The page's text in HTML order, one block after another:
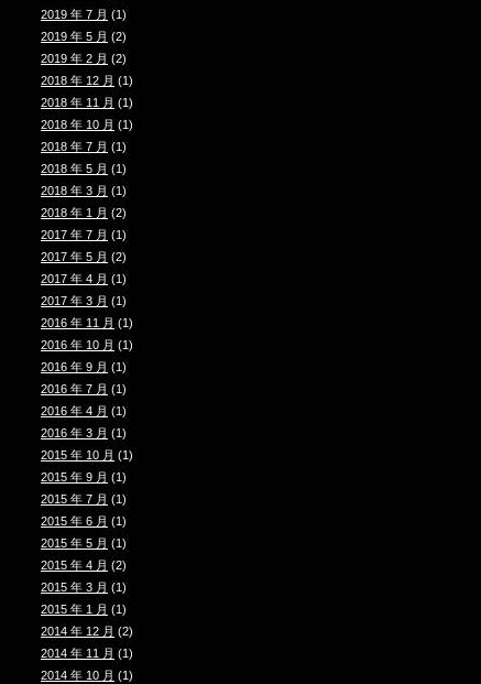
2019 年 7 月 (1)
2019 年 5 月 (2)
2019 年 2 月 (2)
2018 年 12 月 (1)
2018 年 11 月 (1)
2018 年 10 月 (1)
2018 年 7 月 (1)
2018 年 5 月 (1)
2018 年 3 月 (1)
2018 年 1 月 (2)
2017 年 7 月 (1)
2017 年 5 月 (2)
2017 年 4 月 (1)
2017 年 3 月 (1)
2016 年 11 月 (1)
2016 年 10 月 (1)
2016 年 9 月 (1)
2016 年 7 月 (1)
2016 年 4 月 (1)
2016 年 3 月 (1)
2015 年 10 月 (1)
2015 年 9 月 (1)
2015 年 7 月 (1)
2015 年 6 月 (1)
2015 年 5 月 (1)
2015 年 4 月 (2)
2015 年 3 月 (1)
2015 年 1 月 (1)
2014 年 12 月 (2)
2014 年 11 月 (1)
2014 年 10 月 (1)